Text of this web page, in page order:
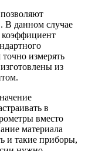
В данном случае
коэффициент
измерять
из
в
вместо
материала
и такие приборы,